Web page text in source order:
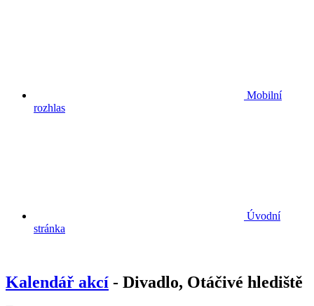
Mobilní
rozhlas
Úvodní
stránka
Kalendář akcí - Divadlo, Otáčivé hlediště